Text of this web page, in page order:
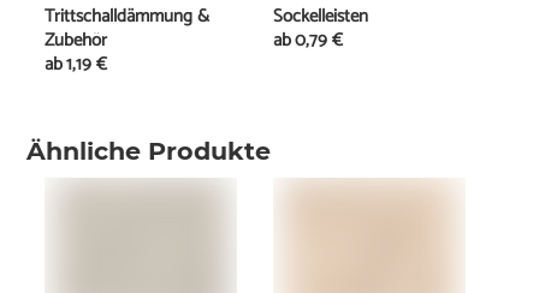
Ähnliche Produkte
Trittschalldämmung &
Zubehör
ab1,19 €
Sockelleisten
ab0,79 €